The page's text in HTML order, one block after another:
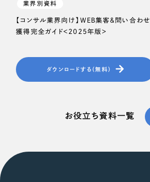
業界別資料
【コンサル業界向け】WEB集客＆問い合わせ
獲得完全ガイド＜2025年版＞
ダウンロードする（無料）
お役立ち資料一覧